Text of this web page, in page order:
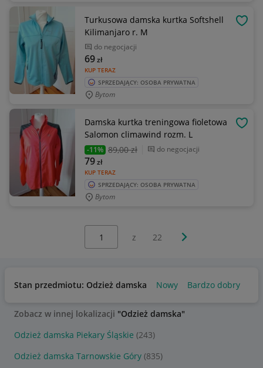
Turkusowa damska kurtka Softshell
Kilimanjaro r. M
do negocjacji
KUP TERAZ
69zł
SPRZEDAJĄCY: OSOBA PRYWATNA
Bytom
Damska kurtka treningowa fioletowa
Salomon climawind rozm. L
-11% 89,00 zł do negocjacji
KUP TERAZ
79zł
SPRZEDAJĄCY: OSOBA PRYWATNA
Bytom
z 22 Następna strona
Stan przedmiotu: Odzież damska Nowy Bardzo dobry
Zobacz w innej lokalizacji "Odzież damska"
Odzież damska Piekary Śląskie (243)
Odzież damska Tarnowskie Góry (835)